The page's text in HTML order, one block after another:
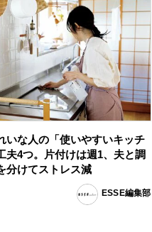
いな人の「使いやすいキッチ
夫4つ。片付けは週1、夫と調
分けてストレス減
ESSE編集部